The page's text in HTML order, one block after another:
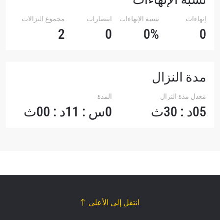
إنهاءات
0
نسبة الإنهاءات
0%
انتصارات
0
مجموع النزالات
2
مدة النزال
معدل مدة النزال
05د : 30ث
المدة
0س : 11د : 00ث
انتقل إلى الأعلى